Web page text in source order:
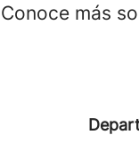
Conoce más